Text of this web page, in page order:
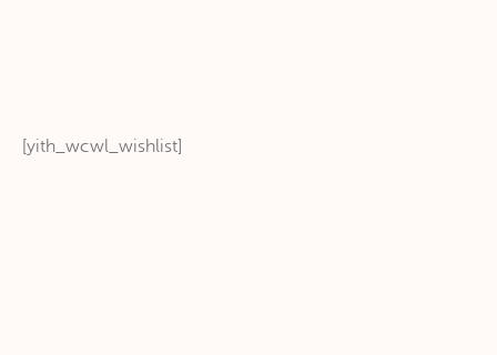
[yith_wcwl_wishlist]